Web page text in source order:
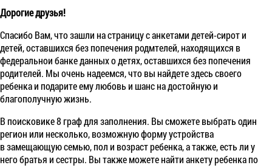
Дорогие друзья!
Спасибо Вам, что зашли на страницу с анкетами детей-сирот и
детей, оставшихся без попечения родмтелей, находящихся в
федеральнои банке данных о детях, оставшихся без попечения
родителей. Мы очень надеемся, что вы найдете здесь своего
ребенка и подарите ему любовь и шанс на достойную и
благополучную жизнь.
В поисковике 8 граф для заполнения. Вы сможете выбрать один
регион или несколько, возможную форму устройства
в замещающую семью, пол и возраст ребенка, а также, есть ли у
него братья и сестры. Вы также можете найти анкету ребенка по